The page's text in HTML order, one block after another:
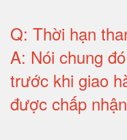
Q: Thời hạn
A: Nói chung
trước khi giao
được chấp nhận